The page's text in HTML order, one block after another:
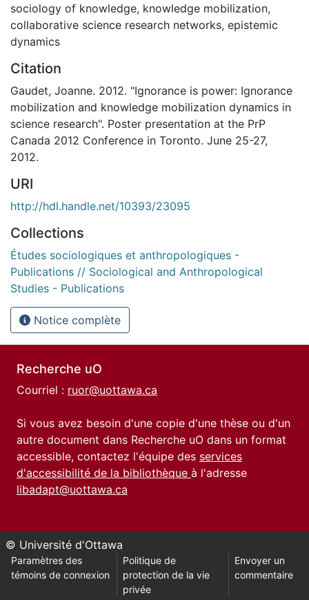
sociology of knowledge, knowledge mobilization,
collaborative science research networks, epistemic
dynamics
Citation
Gaudet, Joanne. 2012. "Ignorance is power: Ignorance
mobilization and knowledge mobilization dynamics in
science research". Poster presentation at the PrP
Canada 2012 Conference in Toronto. June 25-27,
2012.
URI
http://hdl.handle.net/10393/23095
Collections
Études sociologiques et anthropologiques -
Publications // Sociological and Anthropological
Studies - Publications
Notice complète
Recherche uO
Courriel : ruor@uottawa.ca
Si vous avez besoin d'une copie d'une thèse ou d'un
autre document dans Recherche uO dans un format
accessible, contactez l'équipe des services
d'accessibilité de la bibliothèque à l'adresse
libadapt@uottawa.ca
© Université d'Ottawa
Paramètres des
témoins de connexion
Politique de
protection de la vie
privée
Envoyer un
commentaire